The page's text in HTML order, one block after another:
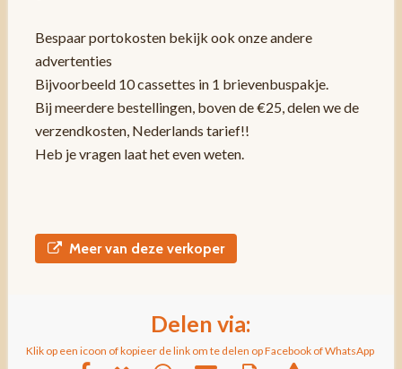
Bespaar portokosten bekijk ook onze andere
advertenties
Bijvoorbeeld 10 cassettes in 1 brievenbuspakje.
Bij meerdere bestellingen, boven de €25, delen we de
verzendkosten, Nederlands tarief!!
Heb je vragen laat het even weten.
Meer van deze verkoper
Delen via:
Klik op een icoon of kopieer de link om te delen op Facebook of WhatsApp